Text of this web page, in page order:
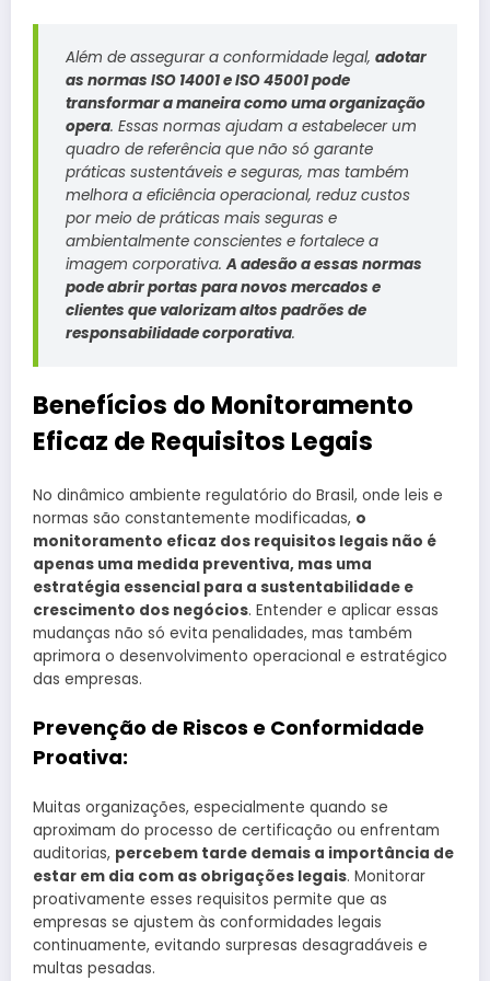
Além de assegurar a conformidade legal, adotar
as normas ISO 14001 e ISO 45001 pode
transformar a maneira como uma organização
opera. Essas normas ajudam a estabelecer um
quadro de referência que não só garante
práticas sustentáveis e seguras, mas também
melhora a eficiência operacional, reduz custos
por meio de práticas mais seguras e
ambientalmente conscientes e fortalece a
imagem corporativa.A adesão a essas normas
pode abrir portas para novos mercados e
clientes que valorizam altos padrões de
responsabilidade corporativa.
Benefícios do Monitoramento
Eficaz de Requisitos Legais
No dinâmico ambiente regulatório do Brasil, onde leis e
normas são constantemente modificadas, o
monitoramento eficaz dos requisitos legais não é
apenas uma medida preventiva, mas uma
estratégia essencial para a sustentabilidade e
crescimento dos negócios. Entender e aplicar essas
mudanças não só evita penalidades, mas também
aprimora o desenvolvimento operacional e estratégico
das empresas.
Prevenção de Riscos e Conformidade
Proativa:
Muitas organizações, especialmente quando se
aproximam do processo de certificação ou enfrentam
auditorias, percebem tarde demais a importância de
estar em dia com as obrigações legais. Monitorar
proativamente esses requisitos permite que as
empresas se ajustem às conformidades legais
continuamente, evitando surpresas desagradáveis e
multas pesadas.